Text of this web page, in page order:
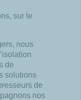
sur le
nous
de
solutions
de
nos